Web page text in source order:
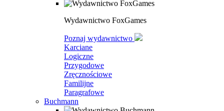
Wydawnictwo FoxGames
Poznaj wydawnictwo
Karciane
Logiczne
Przygodowe
Zręcznościowe
Familijne
Paragrafowe
Buchmann